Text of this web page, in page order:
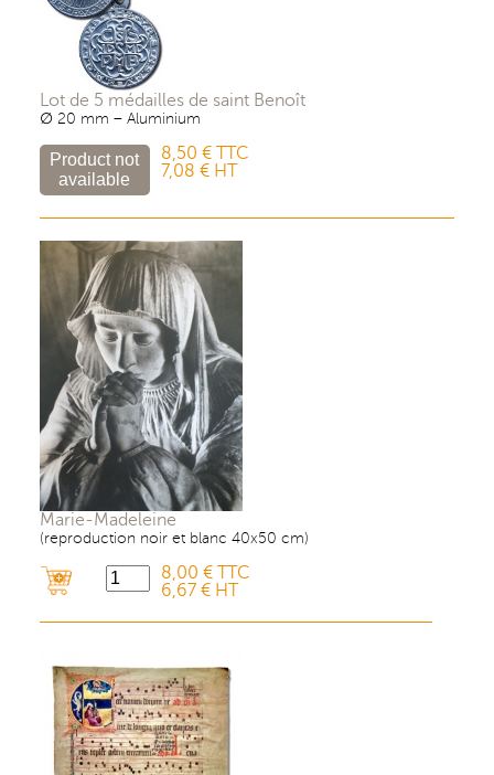
Lot de 5 médailles de saint Benoît
∅ 20 mm – Aluminium
8,50 € TTC
7,08 € HT
Marie-Madeleine
(reproduction noir et blanc 40x50 cm)
8,00 € TTC
6,67 € HT